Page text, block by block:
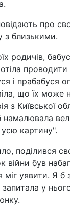
про
з близькими.
родичів,
і прабабуся
що їх може
з Київської
картину".
поділився
війни був
уявити. Я б
у